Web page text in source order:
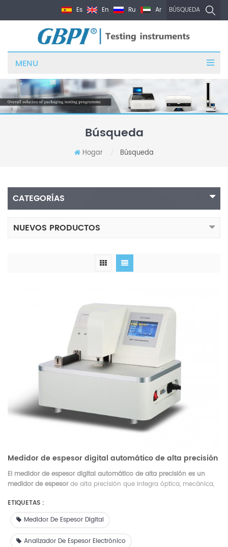
BÚSQUEDA
Es En Ru Ar
MENU
Búsqueda
Hogar Búsqueda
CATEGORÍAS
NUEVOS PRODUCTOS
Medidor de espesor digital automático de alta precisión
El medidor de espesor digital automático de alta precisión es un
medidor de espesorde alta precisión que integra óptica, mecánica,
pruebas se muestran digitalmente. Y se puede conectar a la
computadora para control automático.
ETIQUETAS :
Medidor De Espesor Digital
Analizador De Espesor Electrónico